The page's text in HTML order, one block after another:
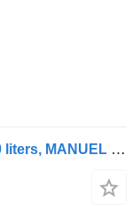
Renault 370 6x4 Vacuum tank 12,000 liters, MANUEL GEARBOX, FULL STEELSPR